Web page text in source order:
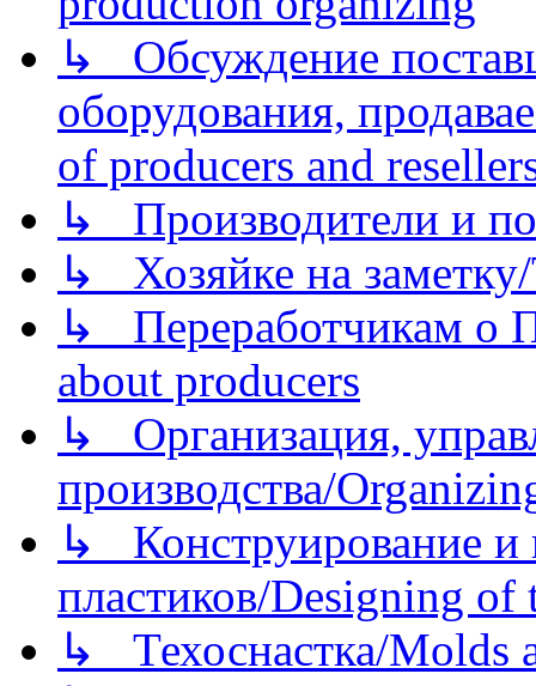
↳ Обсуждение
оборудования,
of producers and
↳ Производители и
↳ Хозяйке на
↳ Переработчикам о
about producers
↳ Организация,
производства/
↳ Конструирование и
пластиков/Designing of
↳ Техоснастка/Molds